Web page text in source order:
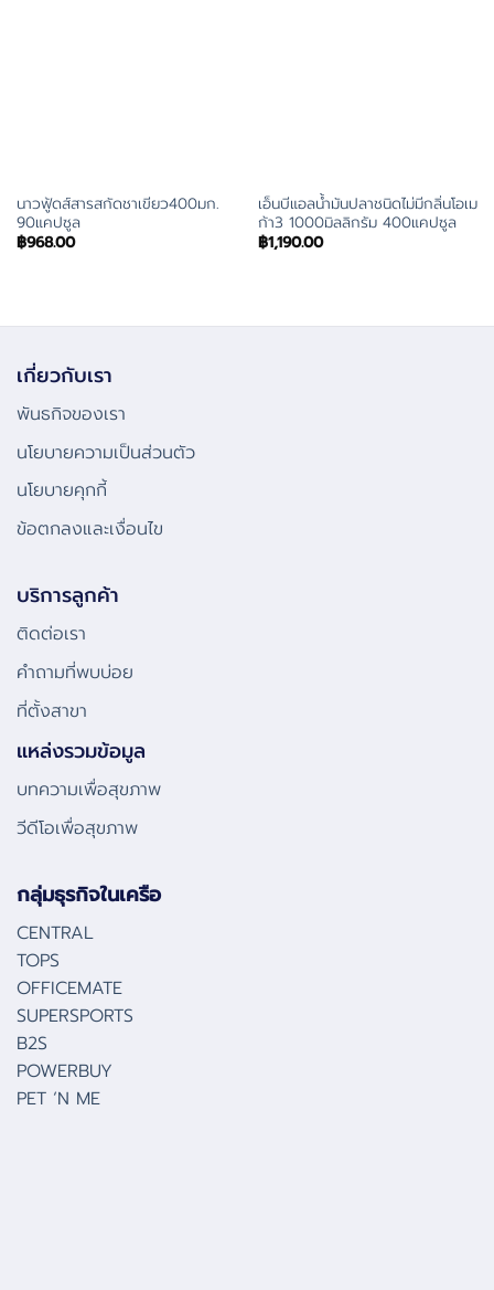
นาวฟู้ดส์สารสกัดชาเขียว400มก.
90แคปซูล
฿968.00
เอ็นบีแอลน้ำมันปลาชนิดไม่มีกลิ่นโอเม
ก้า3 1000มิลลิกรัม 400แคปซูล
฿1,190.00
เกี่ยวกับเรา
พันธกิจของเรา
นโยบายความเป็นส่วนตัว
นโยบายคุกกี้
ข้อตกลงและเงื่อนไข
บริการลูกค้า
ติดต่อเรา
คําถามที่พบบ่อย
ที่ตั้งสาขา
แหล่งรวมข้อมูล
บทความเพื่อสุขภาพ
วีดีโอเพื่อสุขภาพ
กลุ่มธุรกิจในเครือ
CENTRAL
TOPS
OFFICEMATE
SUPERSPORTS
B2S
POWERBUY
PET ‘N ME